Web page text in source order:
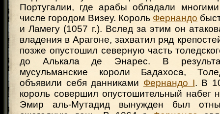
Португалии, где арабы обладали
числе городом Визеу. Король Фернандо
и Ламегу (1057 г.). Вслед за этим он
владения в Арагоне, захватил ряд
позже опустошил северную часть
до Алькала де Энарес. В
мусульманские короли Бадахоса,
объявили себя данниками Фернандо I. В
король совершил опустошительный набег
Эмир аль-Мутадид вынужден был